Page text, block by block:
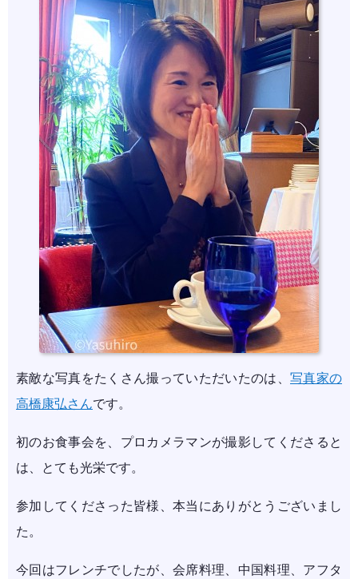
素敵な写真をたくさん撮っていただいたのは、 写真家の
高橋康弘さんです。
初のお食事会を、プロカメラマンが撮影してくださると
は、とても光栄です。
参加してくださった皆様、本当にありがとうございまし
た。
今回はフレンチでしたが、会席料理、中国料理、アフタ